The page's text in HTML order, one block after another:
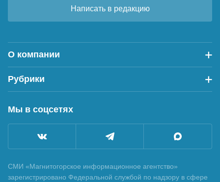
Написать в редакцию
О компании
Рубрики
Мы в соцсетях
СМИ «Магнитогорское информационное агентство»
зарегистрировано Федеральной службой по надзору в сфере